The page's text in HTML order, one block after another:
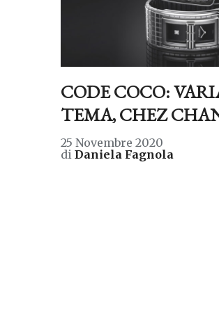
CODE COCO:
TEMA, CHEZ
25 Novembre 2020
di Daniela Fagnola